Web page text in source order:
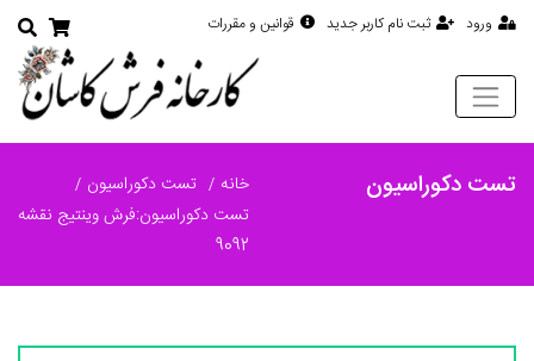
ورود ثبت نام کاربر جدید قوانین و مقررات
تست دکوراسیون خانه
تست دکوراسیون
تست دکوراسیون:فرش وینتیج نقشه
9092